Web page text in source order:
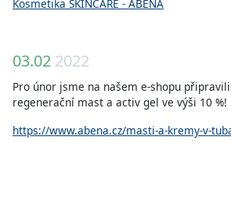
Kosmetika SKINCARE - ABENA
03.02 2022
Pro únor jsme na našem e-shopu
regenerační mast a activ gel ve výši 10 %!
https://www.abena.cz/masti-a-kremy-v-